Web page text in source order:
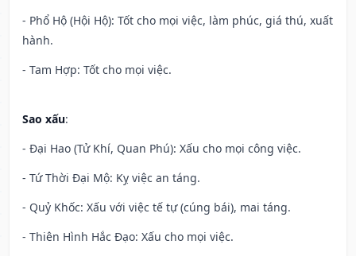
- Phổ Hộ (Hội Hộ): Tốt cho mọi việc, làm phúc, giá thú, xuất
hành.
- Tam Hợp: Tốt cho mọi việc.
Sao xấu:
- Đại Hao (Tử Khí, Quan Phú): Xấu cho mọi công việc.
- Tứ Thời Đại Mộ: Kỵ việc an táng.
- Quỷ Khốc: Xấu với việc tế tự (cúng bái), mai táng.
- Thiên Hình Hắc Đạo: Xấu cho mọi việc.